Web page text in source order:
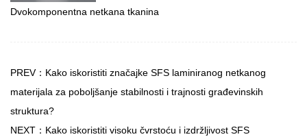
Dvokomponentna netkana tkanina
PREV：Kako iskoristiti značajke SFS laminiranog netkanog
materijala za poboljšanje stabilnosti i trajnosti građevinskih
struktura?
NEXT：Kako iskoristiti visoku čvrstoću i izdržljivost SFS